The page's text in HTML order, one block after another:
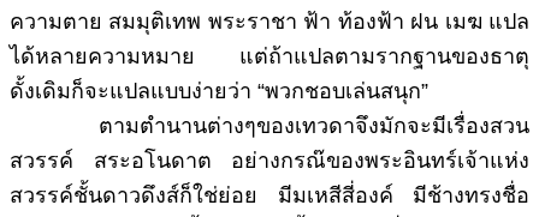
ความตาย สมมุติเทพ พระราชา ฟ้า ท้องฟ้า ฝน เมฆ แปล
ได้หลายความหมาย แต่ถ้าแปลตามรากฐานของธาตุ
ดั้งเดิมก็จะแปลแบบง่ายว่า “พวกชอบเล่นสนุก”
ตามตำนานต่างๆของเทวดาจึงมักจะมีเรื่องสวน
สวรรค์ สระอโนดาต อย่างกรณ๊ของพระอินทร์เจ้าแห่ง
สวรรค์ชั้นดาวดึงส์ก็ใช่ย่อย มีมเหสีสี่องค์ มีช้างทรงชื่อ